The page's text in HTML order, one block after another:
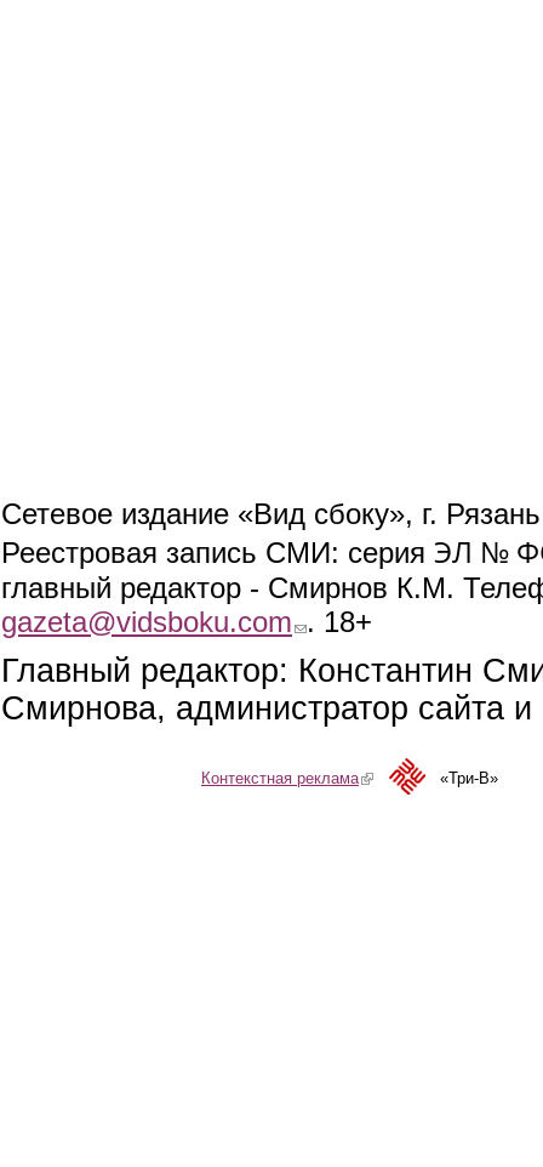
Сетевое издание «Вид сбоку», г.
Реестровая запись СМИ: серия ЭЛ №
главный редактор - Смирнов К.М.
gazeta@vidsboku.com (link sends e-mail)
. 18+
Главный редактор: Константин
Смирнова, администратор сайта
Контекстная реклама(link is external)«Три-В»